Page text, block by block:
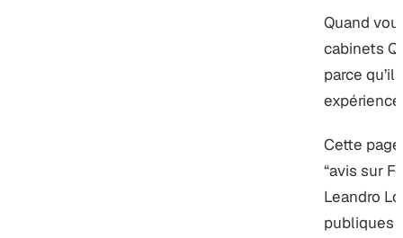
Quand
cabinets
parce
Cette
“avis sur
Leandro
publiques